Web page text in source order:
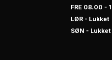
FRE 08.00 -
LØR - Lukket
SØN - Lukket